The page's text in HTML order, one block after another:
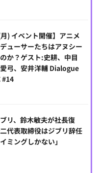
月) イベント開催】アニメ
ューサーたちはアヌシー
か？ゲスト:史耕、中目
弓、安井洋輔 Dialogue
#14
リ、鈴木敏夫が社長復
代表取締役はジブリ辞任
ミングしかない」